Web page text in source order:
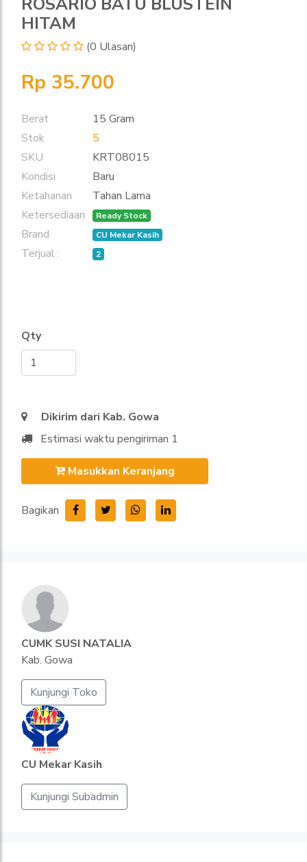
HITAM
(0 Ulasan)
Rp 35.700
Berat
15 Gram
Stok
5
SKU
KRT08015
Kondisi
Baru
Ketahanan
Tahan Lama
Ketersediaan
Ready Stock
Brand CU Mekar Kasih
Terjual : 2
Qty
Dikirim dari Kab. Gowa
Estimasi waktu pengiriman 1
Masukkan Keranjang
Bagikan
CUMK SUSI NATALIA
Kab. Gowa
Kunjungi Toko
CU Mekar Kasih
Kunjungi Subadmin